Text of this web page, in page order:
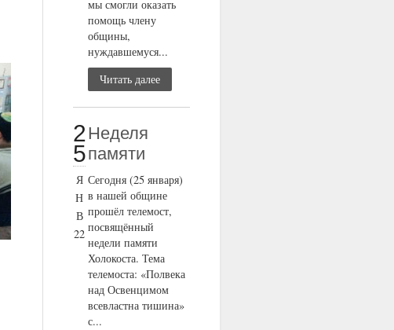
мы смогли оказать
помощь члену
общины,
нуждавшемуся...
Читать далее
2
5
Я
Н
В
22
Неделя
памяти
Сегодня (25 января)
в нашей общине
прошёл телемост,
посвящённый
недели памяти
Холокоста. Тема
телемоста: «Полвека
над Освенцимом
всевластна тишина»
с...